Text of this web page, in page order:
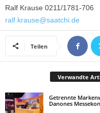
Ralf Krause 0211/1781-706
ralf.krause@saatchi.de
Teilen
Verwandte
Getrennte
Danones